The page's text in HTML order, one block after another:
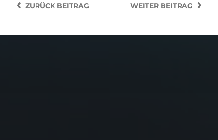
WEITER BEITRAG
ZURÜCKBEITRAG